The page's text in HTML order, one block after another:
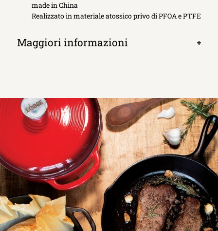
made in China
Realizzato in materiale atossico privo di PFOA e PTFE
Maggiori informazioni
Apri